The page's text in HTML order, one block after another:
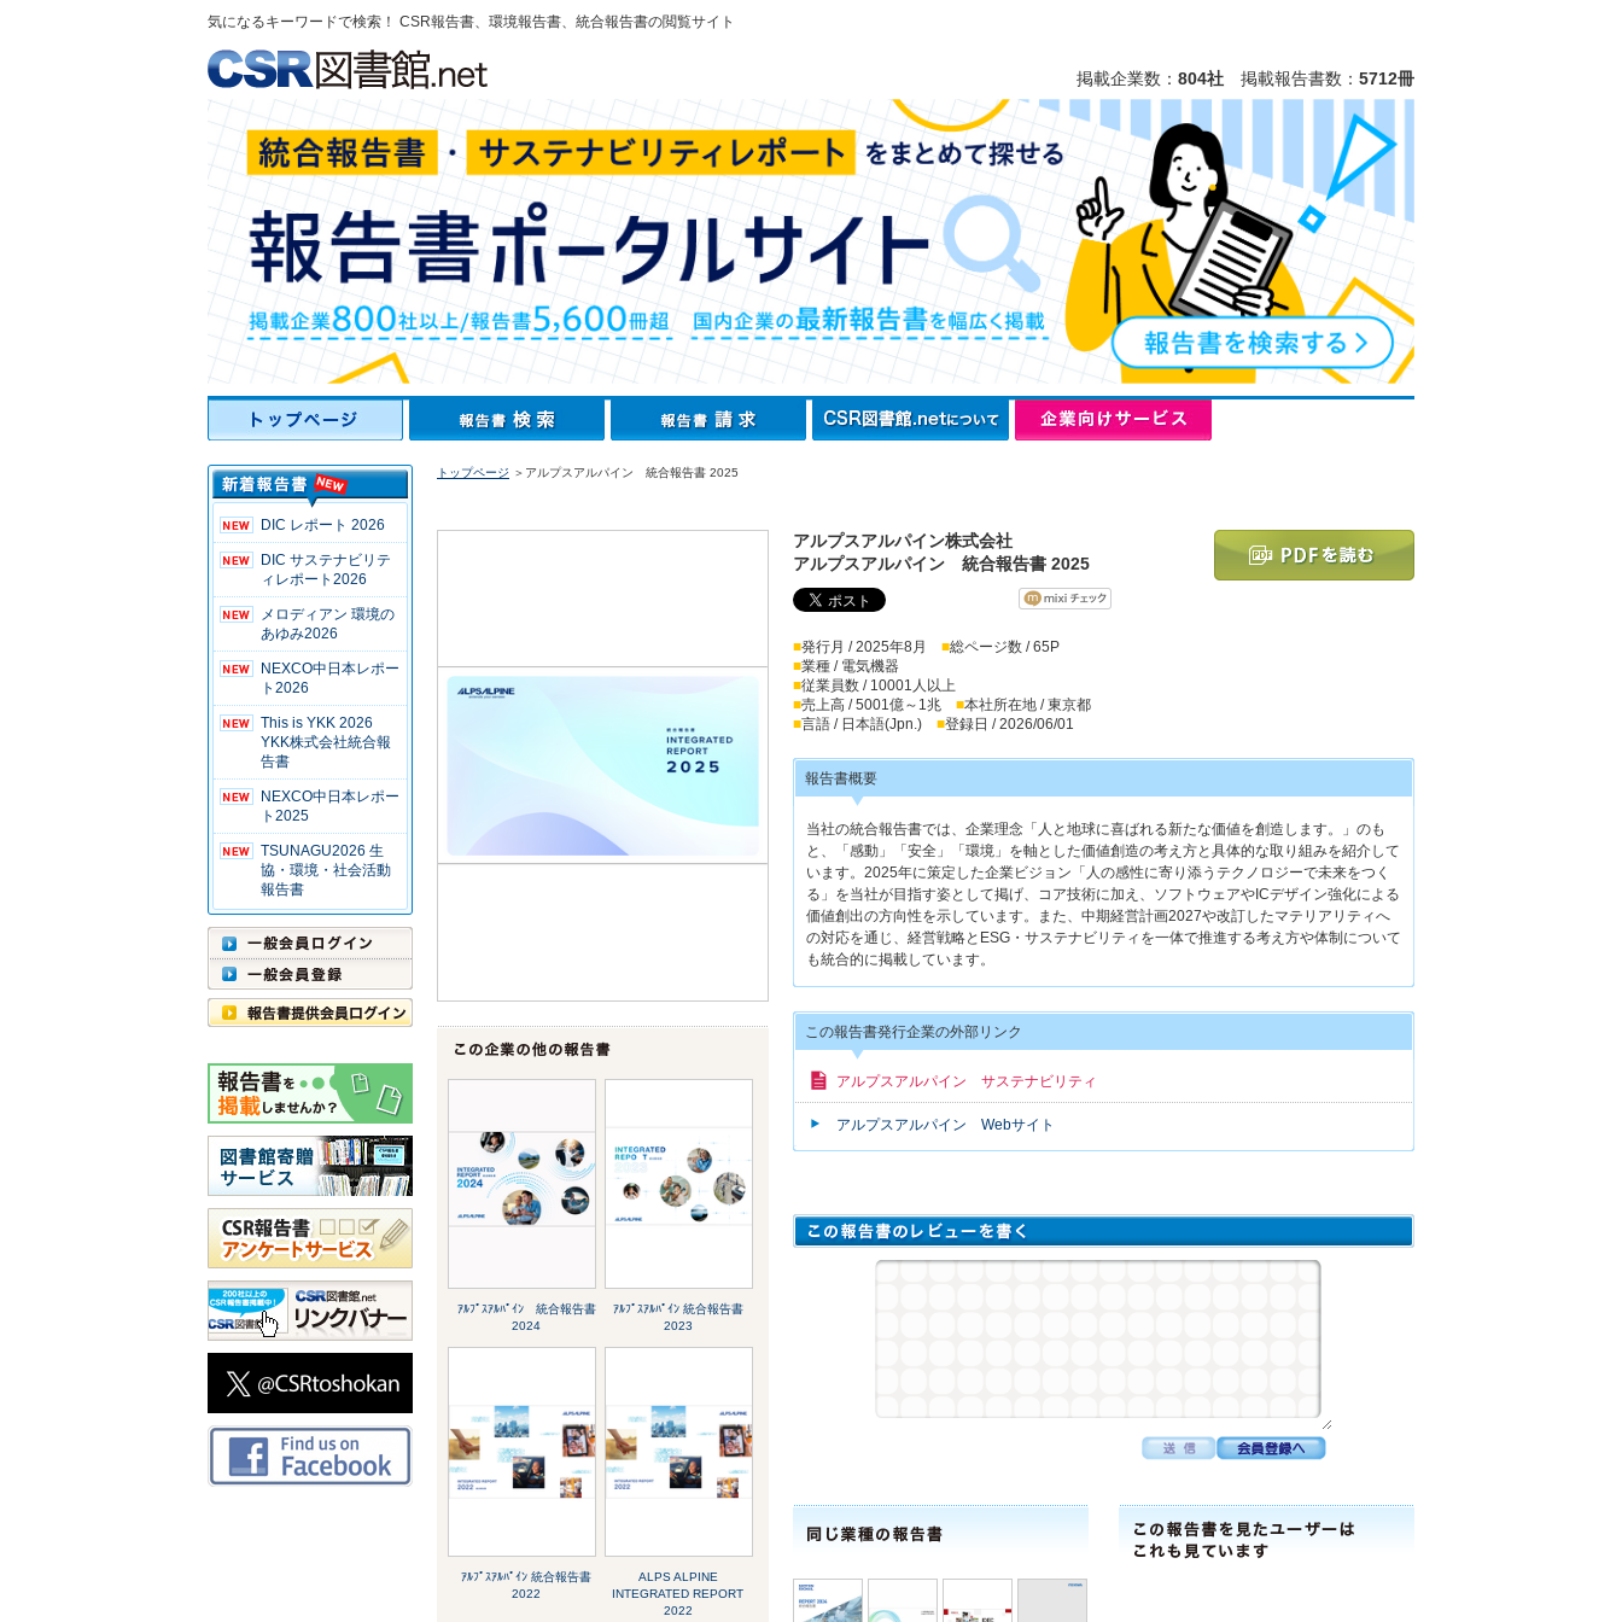
気になるキーワードで検索！ CSR報告書、環境報告書、統合報告書の閲覧サイト
掲載企業数： 804社 掲載報告書数： 5712冊
DIC レポート 2026
DIC サステナビリテ
ィレポート2026
メロディアン 環境の
あゆみ2026
NEXCO中日本レポー
ト2026
This is YKK 2026
YKK株式会社統合報
告書
NEXCO中日本レポー
ト2025
TSUNAGU2026 生
協・環境・社会活動
報告書
トップページ ＞アルプスアルパイン 統合報告書 2025
ｱﾙﾌﾟｽｱﾙﾊﾟｲﾝ 統合報告書
2024
ｱﾙﾌﾟｽｱﾙﾊﾟｲﾝ 統合報告書
2023
ｱﾙﾌﾟｽｱﾙﾊﾟｲﾝ 統合報告書
2022
ALPS ALPINE
INTEGRATED REPORT
2022
アルプスアルパイン株式会社
アルプスアルパイン 統合報告書 2025
■発行月 / 2025年8月 ■総ページ数 / 65P
■業種 / 電気機器
■従業員数 / 10001人以上
■売上高 / 5001億～1兆 ■本社所在地 / 東京都
■言語 / 日本語(Jpn.) ■登録日 / 2026/06/01
報告書概要
当社の統合報告書では、企業理念「人と地球に喜ばれる新たな価値を創造します。」のも
と、「感動」「安全」「環境」を軸とした価値創造の考え方と具体的な取り組みを紹介して
います。2025年に策定した企業ビジョン「人の感性に寄り添うテクノロジーで未来をつく
る」を当社が目指す姿として掲げ、コア技術に加え、ソフトウェアやICデザイン強化による
価値創出の方向性を示しています。また、中期経営計画2027や改訂したマテリアリティへ
の対応を通じ、経営戦略とESG・サステナビリティを一体で推進する考え方や体制について
も統合的に掲載しています。
この報告書発行企業の外部リンク
アルプスアルパイン サステナビリティ
アルプスアルパイン Webサイト